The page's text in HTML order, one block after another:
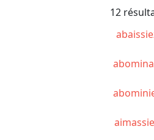
12